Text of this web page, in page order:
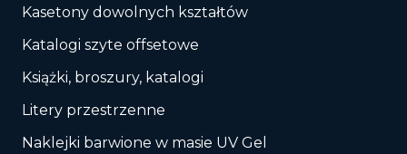
Kasetony dowolnych kształtów
Katalogi szyte offsetowe
Książki, broszury, katalogi
Litery przestrzenne
Naklejki barwione w masie UV Gel